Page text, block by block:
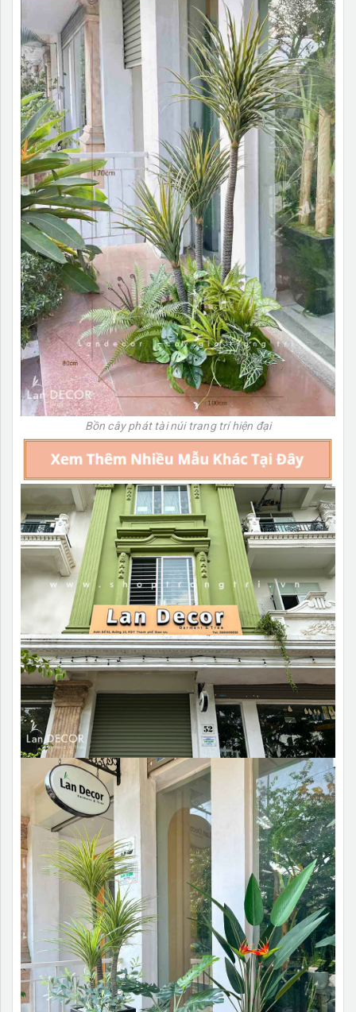
Bồn cây phát tài núi trang trí hiện đại